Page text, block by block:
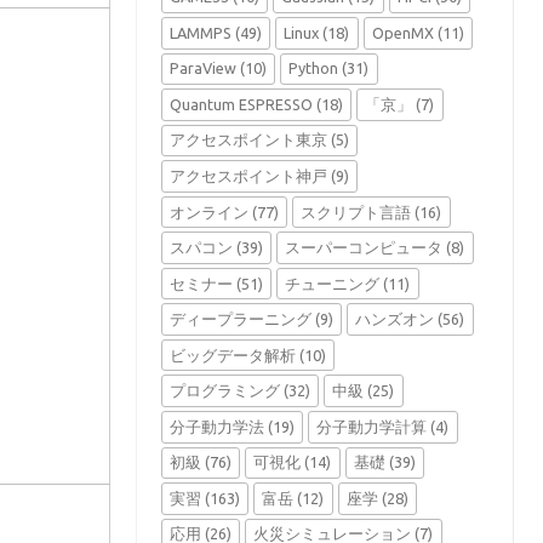
LAMMPS (49) Linux (18) OpenMX (11)
ParaView(10) Python (31)
Quantum ESPRESSO (18) 「京」 (7)
アクセスポイント東京(5)
アクセスポイント神戸 (9)
オンライン (77) スクリプト言語 (16)
スパコン (39) スーパーコンピュータ (8)
セミナー (51) チューニング (11)
ディープラーニング(9) ハンズオン (56)
ビッグデータ解析(10)
プログラミング(32) 中級 (25)
分子動力学法(19) 分子動力学計算 (4)
初級 (76) 可視化 (14) 基礎 (39)
実習 (163) 富岳 (12) 座学 (28)
応用 (26) 火災シミュレーション (7)